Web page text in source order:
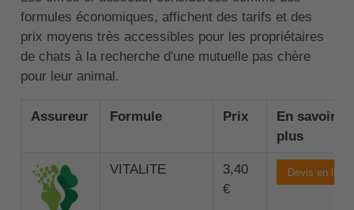
formules économiques, affichent des tarifs et des
prix moyens très accessibles pour les propriétaires
de chats à la recherche d'une mutuelle pas chère
pour leur animal.
Assureur Formule Prix
En savoir
plus
VITALITE
3,40
€
Devis en ligne